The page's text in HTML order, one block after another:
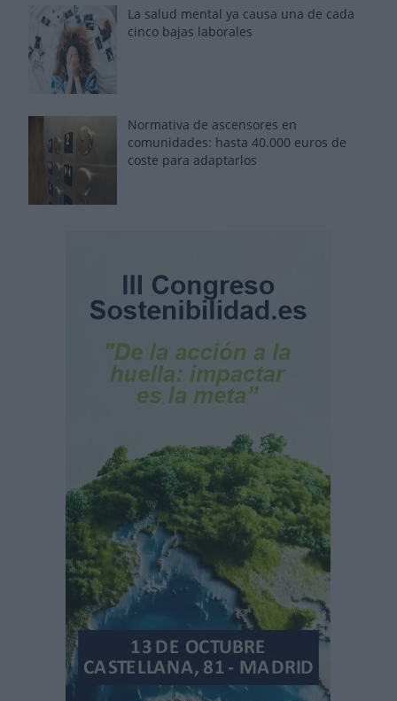
La salud mental ya causa una de cada
cinco bajas laborales
Normativa de ascensores en
comunidades: hasta 40.000 euros de
coste para adaptarlos